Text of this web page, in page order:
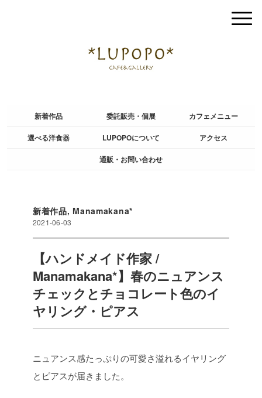
新着作品 委託販売・個展 カフェメニュー
選べる洋食器 LUPOPOについて アクセス
通販・お問い合わせ
新着作品, Manamakana*
2021-06-03
【ハンドメイド作家 /
Manamakana*】春のニュアンス
チェックとチョコレート色のイ
ヤリング・ピアス
ニュアンス感たっぷりの可愛さ溢れるイヤリング
とピアスが届きました。